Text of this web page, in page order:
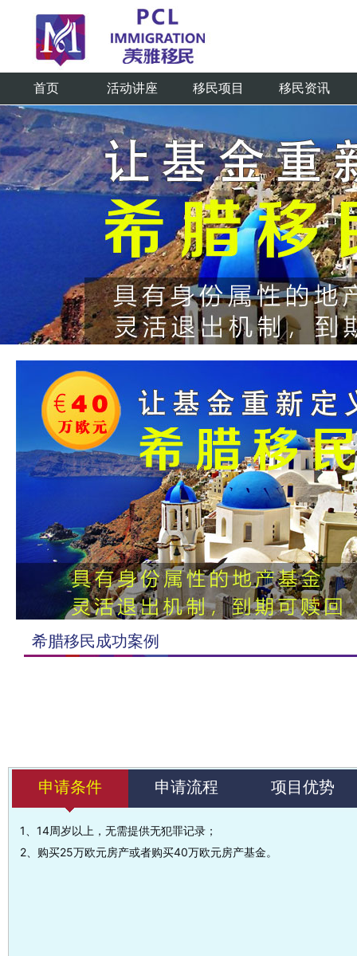
首页 活动讲座 移民项目 移民资讯
希腊移民成功案例
申请条件 申请流程 项目优势
1、14周岁以上，无需提供无犯罪记录；
2、购买25万欧元房产或者购买40万欧元房产基金。